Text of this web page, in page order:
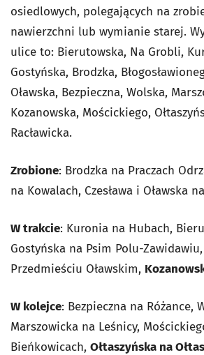
osiedlowych, polegających na
nawierzchni lub wymianie starej.
ulice to: Bierutowska, Na Grobli,
Gostyńska, Brodzka,
Oławska, Bezpieczna, Wolska,
Kozanowska, Mościckiego,
Racławicka.
Zrobione: Brodzka na Praczach
na Kowalach, Czesława i Oławska
W trakcie: Kuronia na Hubach,
Gostyńska na Psim Polu-
Przedmieściu Oławskim,
W kolejce: Bezpieczna na Różance,
Marszowicka na Leśnicy,
Bieńkowicach, Ołtaszyńska na